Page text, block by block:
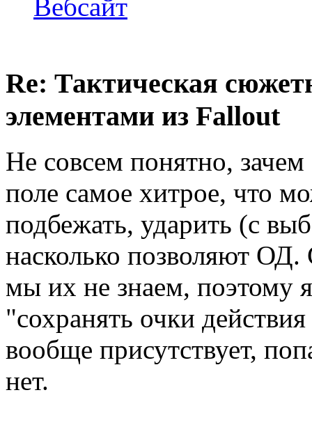
Вебсайт
Re: Тактическая
элементами из Fallout
Не совсем понятно,
поле самое хитрое, что
подбежать, ударить (с
насколько позволяют ОД.
мы их не знаем, поэтому
"сохранять очки
вообще присутствует,
нет.